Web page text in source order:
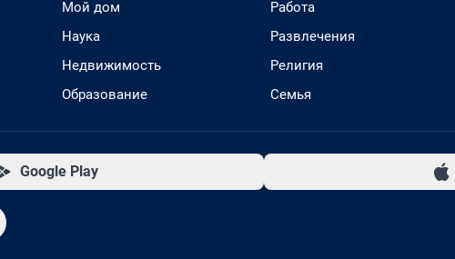
Мой дом
Наука
Недвижимость
Образование
Работа
Развлечения
Религия
Семья
Google Play